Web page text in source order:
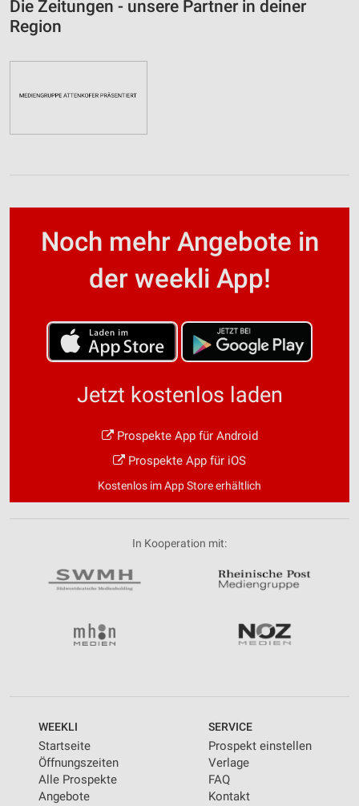
Die Zeitungen - unsere Partner in deiner
Region
Noch mehr Angebote in
der weekli App!
Jetzt kostenlos laden
Prospekte App für Android
Prospekte App für iOS
Kostenlos im App Store erhältlich
In Kooperation mit:
WEEKLI
Startseite
Öffnungszeiten
Alle Prospekte
Angebote
SERVICE
Prospekt einstellen
Verlage
FAQ
Kontakt